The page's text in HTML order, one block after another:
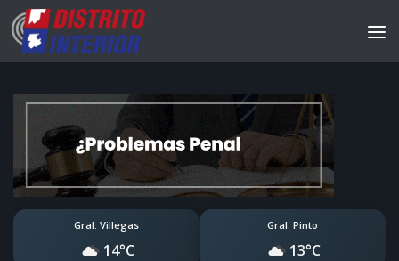
Gral. Villegas
14°C
Gral. Pinto
13°C